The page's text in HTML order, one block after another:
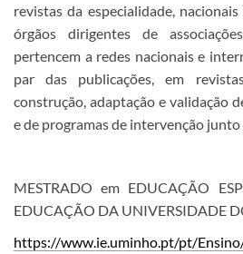
revistas da especialidade,
órgãos dirigentes de
pertencem a redes nacionais e
par das publicações, em
construção, adaptação e validação
e de programas de intervenção
MESTRADO em EDUCAÇÃO
EDUCAÇÃO DA UNIVERSIDADE
https://www.ie.uminho.pt/pt/